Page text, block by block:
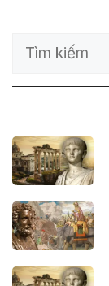
Search